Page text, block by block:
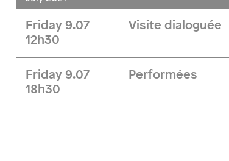
Friday 9.07
12h30
Visite dialoguée
Friday 9.07
18h30
Performées